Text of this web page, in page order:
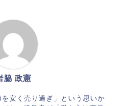
脇 政憲
を安く売り過ぎ」という思いか